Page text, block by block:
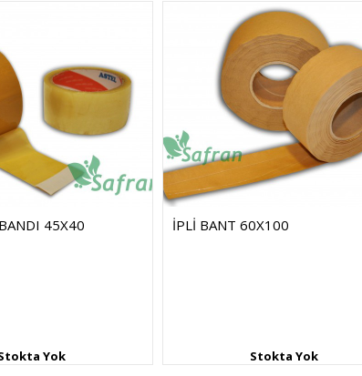
45X40
Yok
İPLİ BANT 60X100
Stokta Yok